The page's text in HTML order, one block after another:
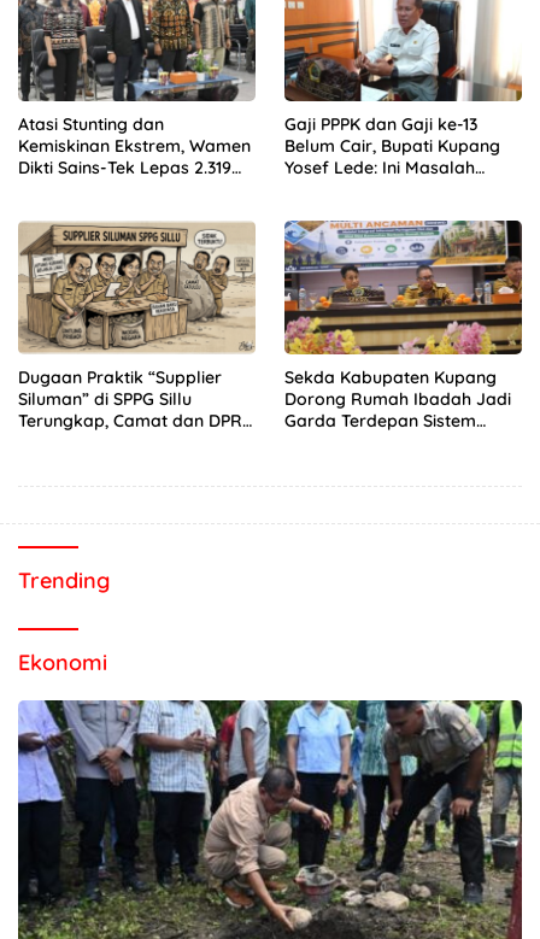
Atasi Stunting dan
Kemiskinan Ekstrem, Wamen
Dikti Sains-Tek Lepas 2.319
Gaji PPPK dan Gaji ke-13
Belum Cair, Bupati Kupang
Yosef Lede: Ini Masalah
Dugaan Praktik “Supplier
Siluman” di SPPG Sillu
Terungkap, Camat dan DPRD
Sekda Kabupaten Kupang
Dorong Rumah Ibadah Jadi
Garda Terdepan Sistem
Trending
Ekonomi